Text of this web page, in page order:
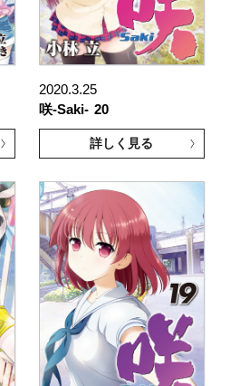
2020.3.25
咲-Saki- 20
詳しく見る